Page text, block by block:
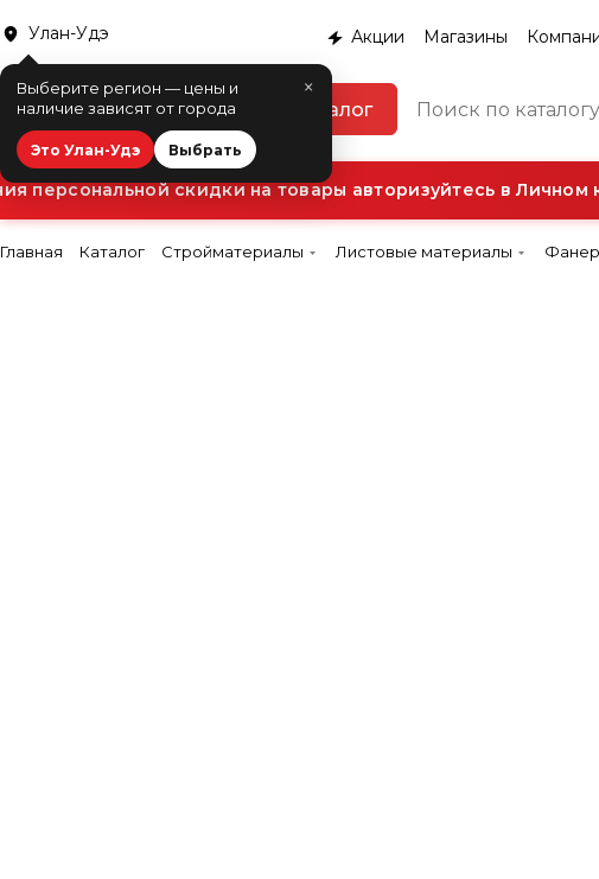
Улан-Удэ
×
Выберите регион — цены и
наличие зависят от города
Это Улан-Удэ Выбрать
Акции Магазины
Каталог
персональной скидки на товары авторизуйтесь в Личном
Главная Каталог Стройматериалы Листовые материалы